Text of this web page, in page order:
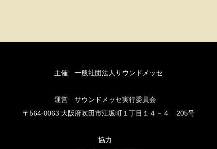
主催 一般社団法人サウンドメッセ
運営 サウンドメッセ実行委員会
〒564-0063 大阪府吹田市江坂町１丁目１４－４ 205号
協力